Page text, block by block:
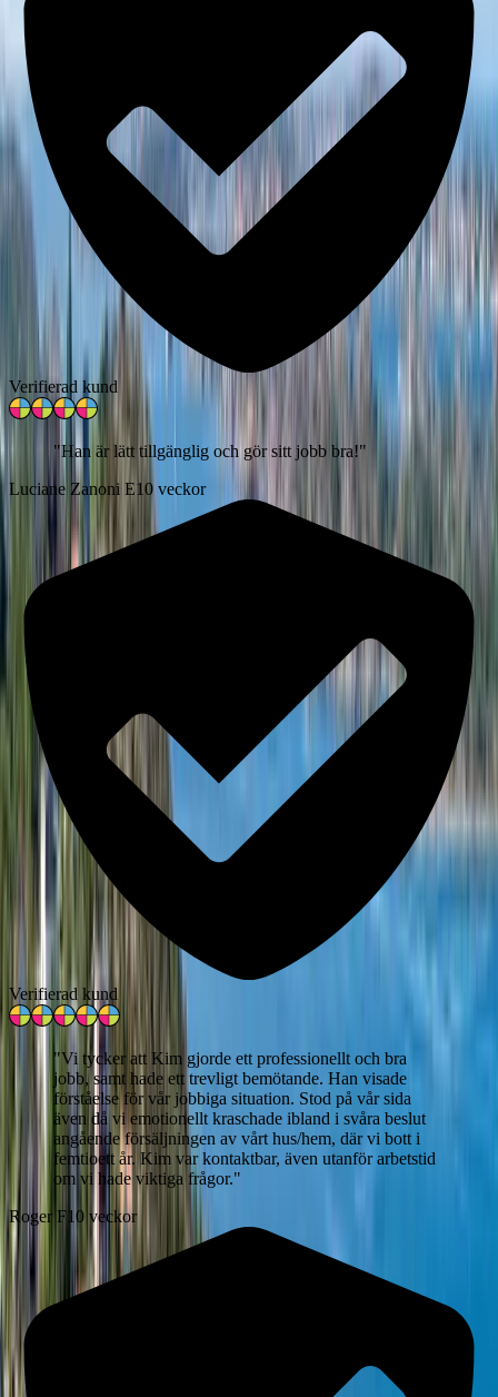
Verifierad kund
"Han är lätt tillgänglig och gör sitt jobb bra!"
Luciane Zanoni E10 veckor
Verifierad kund
"Vi tycker att Kim gjorde ett professionellt och bra
jobb, samt hade ett trevligt bemötande. Han visade
förståelse för vår jobbiga situation. Stod på vår sida
även då vi emotionellt kraschade ibland i svåra beslut
angående försäljningen av vårt hus/hem, där vi bott i
femtioett år. Kim var kontaktbar, även utanför arbetstid
om vi hade viktiga frågor."
Roger F 10 veckor